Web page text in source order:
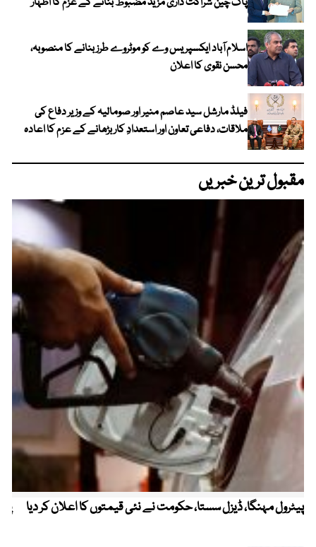
اسلام آباد ایکسپریس وے کو موٹروے طرز بنانے کا منصوبہ،
محسن نقوی کا اعلان
فیلڈ مارشل سید عاصم منیر اور صومالیہ کے وزیر دفاع کی
ملاقات، دفاعی تعاون اور استعدادِ کار بڑھانے کے عزم کا اعادہ
مقبول ترین خبریں
پیٹرول مہنگا، ڈیزل سستا، حکومت نے نئی قیمتوں کا اعلان کر دیا